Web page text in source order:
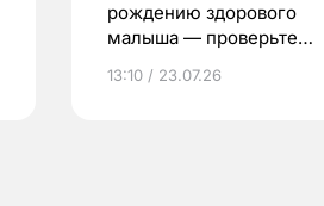
рождению здорового
малыша — проверьте
по ОМС!
13:10 / 23.07.26